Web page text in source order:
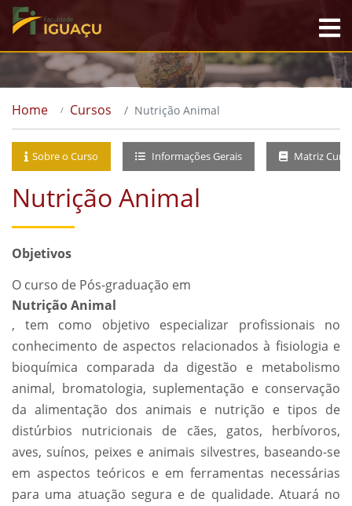
Home Cursos Nutrição Animal
Sobre o Curso Informações Gerais Matriz
Nutrição Animal
Objetivos
O curso de Pós-graduação em
Nutrição Animal
, tem como objetivo especializar profissionais no
conhecimento de aspectos relacionados à fisiologia e
bioquímica comparada da digestão e metabolismo
animal, bromatologia, suplementação e conservação
da alimentação dos animais e nutrição e tipos de
distúrbios nutricionais de cães, gatos, herbívoros,
aves, suínos, peixes e animais silvestres, baseando-se
em aspectos teóricos e em ferramentas necessárias
para uma atuação segura e de qualidade. Atuará no